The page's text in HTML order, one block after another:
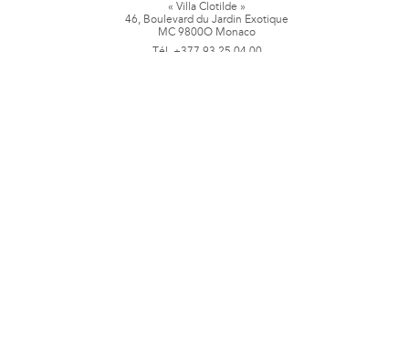
« Villa Clotilde »
46, Boulevard du Jardin Exotique
MC 9800O Monaco
Tél. +377 93 25 04 00